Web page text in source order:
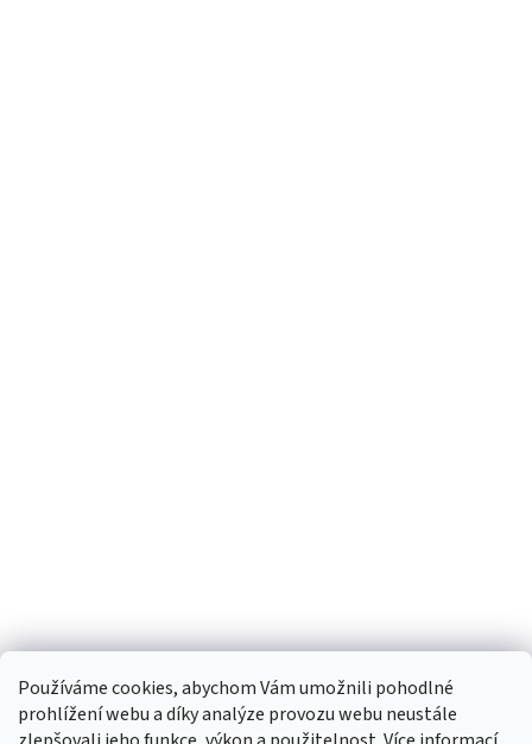
Používáme cookies, abychom Vám umožnili pohodlné
prohlížení webu a díky analýze provozu webu neustále